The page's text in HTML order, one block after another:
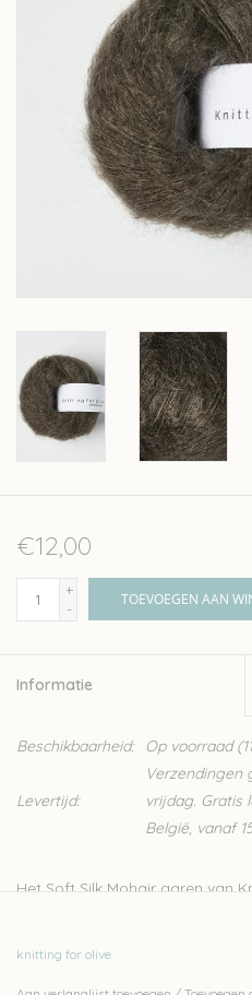
Over wolder
€12,00
+
-
TOEVOEGEN AAN
Informatie
Beschikbaarheid: Op voorraad
Levertijd:
Verzendingen
vrijdag. Gratis
België, vanaf
Het Soft Silk Mohair garen van
knitting for olive